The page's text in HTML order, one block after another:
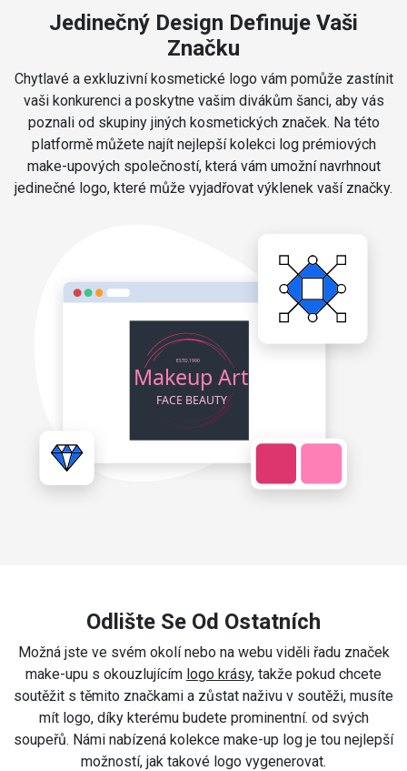
Jedinečný Design Definuje Vaši
Značku
Chytlavé a exkluzivní kosmetické logo vám pomůže zastínit
vaši konkurenci a poskytne vašim divákům šanci, aby vás
poznali od skupiny jiných kosmetických značek. Na této
platformě můžete najít nejlepší kolekci log prémiových
make-upových společností, která vám umožní navrhnout
jedinečné logo, které může vyjadřovat výklenek vaší značky.
Odlište Se Od Ostatních
Možná jste ve svém okolí nebo na webu viděli řadu značek
make-upu s okouzlujícím logo krásy, takže pokud chcete
soutěžit s těmito značkami a zůstat naživu v soutěži, musíte
mít logo, díky kterému budete prominentní. od svých
soupeřů. Námi nabízená kolekce make-up log je tou nejlepší
možností, jak takové logo vygenerovat.